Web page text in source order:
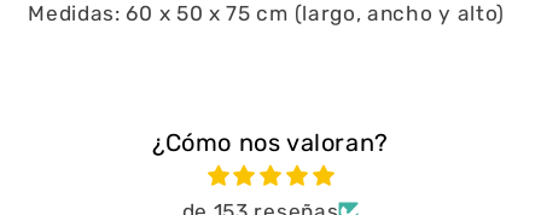
Medidas: 60 x 50 x 75 cm (largo, ancho y alto)
¿Cómo nos valoran?